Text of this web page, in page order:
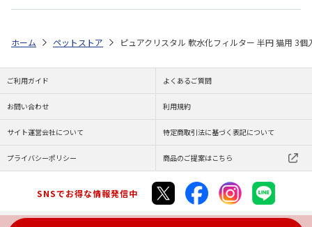
ホーム ペットストア ピュアクリスタル 軟水化フィルター 半円 猫用 3個
ご利用ガイド よくあるご質問
お問い合わせ 利用規約
サイト運営会社について 特定商取引法に基づく表記について
プライバシーポリシー 商品のご提案はこちら
SNSでお得な情報発信中